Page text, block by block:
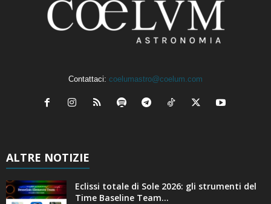
Contattaci: coelumastro@coelum.com
ALTRE NOTIZIE
Eclissi totale di Sole 2026: gli strumenti del
Time Baseline Team...